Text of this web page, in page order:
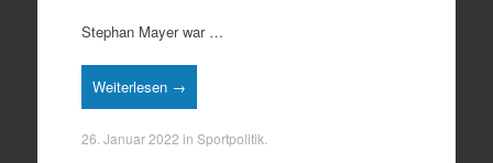
Stephan Mayer war …
Weiterlesen →
26. Januar 2022 in Sportpolitik